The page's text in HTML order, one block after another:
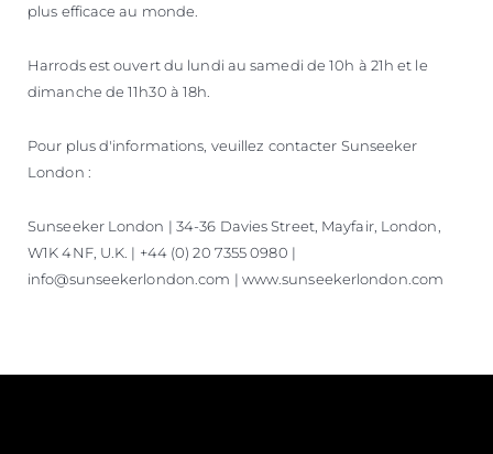
plus efficace au monde.
Harrods est ouvert du lundi au samedi de 10h à 21h et le
dimanche de 11h30 à 18h.
Pour plus d'informations, veuillez contacter Sunseeker
London :
Sunseeker London | 34-36 Davies Street, Mayfair, London,
W1K 4NF, U.K. | +44 (0) 20 7355 0980 |
info@sunseekerlondon.com | www.sunseekerlondon.com